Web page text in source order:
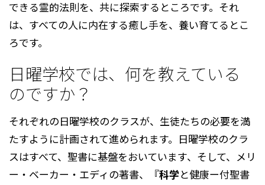
できる霊的法則を、共に探索するところです。それ
は、すべての人に内在する癒し手を、養い育てるとこ
ろです。
日曜学校では、何を教えている
のですか？
それぞれの日曜学校のクラスが、生徒たちの必要を満
たすように計画されて進められます。日曜学校のクラ
スはすべて、聖書に基盤をおいています、そして、メリ
ー・ベーカー・エディの著書、『科学と健康ー付聖書